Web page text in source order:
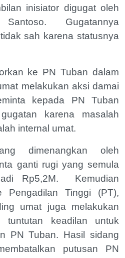
inisiator digugat oleh
Gugatannya
sah karena statusnya
ke PN Tuban dalam
melakukan aksi damai
kepada PN Tuban
karena masalah
internal umat.
dimenangkan oleh
ganti rugi yang semula
Rp5,2M.
Kemudian
Pengadilan Tinggi (PT),
umat juga melakukan
keadilan untuk
PN Tuban. Hasil sidang
putusan PN